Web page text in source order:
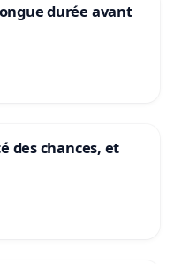
durée avant
des chances, et